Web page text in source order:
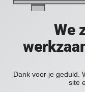
We
Dank voor je geduld.
site